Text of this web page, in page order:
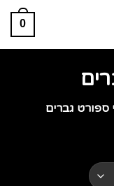
0
ספורט גברים